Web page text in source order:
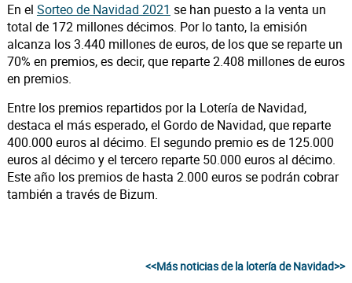
En el Sorteo de Navidad 2021 se han puesto a la venta un
total de 172 millones décimos. Por lo tanto, la emisión
alcanza los 3.440 millones de euros, de los que se reparte un
70% en premios, es decir, que reparte 2.408 millones de euros
en premios.
Entre los premios repartidos por la Lotería de Navidad,
destaca el más esperado, el Gordo de Navidad, que reparte
400.000 euros al décimo. El segundo premio es de 125.000
euros al décimo y el tercero reparte 50.000 euros al décimo.
Este año los premios de hasta 2.000 euros se podrán cobrar
también a través de Bizum.
<<Más noticias de la lotería de Navidad>>